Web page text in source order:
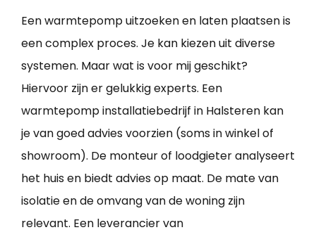
Een warmtepomp uitzoeken en laten plaatsen is
een complex proces. Je kan kiezen uit diverse
systemen. Maar wat is voor mij geschikt?
Hiervoor zijn er gelukkig experts. Een
warmtepomp installatiebedrijf in Halsteren kan
je van goed advies voorzien (soms in winkel of
showroom). De monteur of loodgieter analyseert
het huis en biedt advies op maat. De mate van
isolatie en de omvang van de woning zijn
relevant. Een leverancier van